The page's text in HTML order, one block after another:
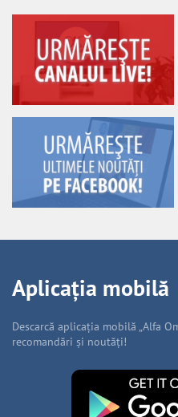
Aplicația mobilă
Descarcă aplicația mobilă „Alfa
recomandări și noutăți!